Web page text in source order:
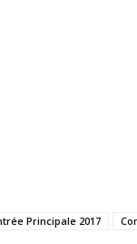
Principale 2017